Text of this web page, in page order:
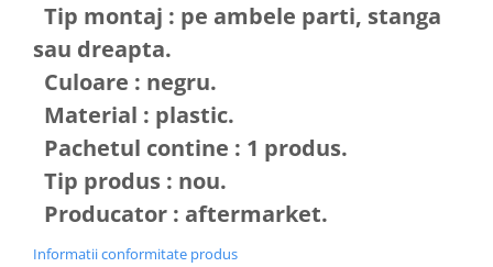
Tip montaj : pe ambele parti, stanga
sau dreapta.
Culoare : negru.
Material : plastic.
Pachetul contine : 1 produs.
Tip produs : nou.
Producator : aftermarket.
Informatii conformitate produs